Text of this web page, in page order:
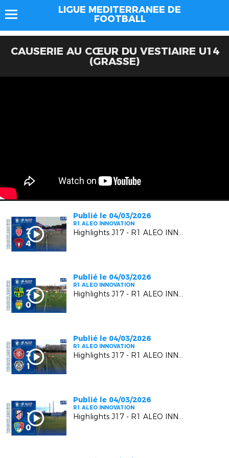
LIGUE MEDITERRANEE DE
FOOTBALL
CAUSERIE AU CŒUR DU VESTIAIRE U14
(GRASSE)
Publié le 04/03/2026
R1 ALEO INNOVATION
Highlights J17 - R1 ALEO INNOVATION | AS Monaco FC VS Six Fours Le Brusc
Publié le 04/03/2026
R1 ALEO INNOVATION
Highlights J17 - R1 ALEO INNOVATION | US Carqueiranne Crau VS US Mandelieu LN
Publié le 04/03/2026
R1 ALEO INNOVATION
Highlights J17 - R1 ALEO INNOVATION | Berre SP.C. VS F.C. Beausoleil
Publié le 04/03/2026
R1 ALEO INNOVATION
Highlights J17 - R1 ALEO INNOVATION | AC Vedène Le Pontet VS MGCB FC